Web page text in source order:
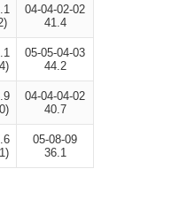
04-04-02-02
41.4
05-05-04-03
44.2
04-04-04-02
40.7
05-08-09
36.1